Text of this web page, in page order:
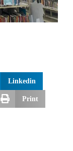
Linkedin
Print